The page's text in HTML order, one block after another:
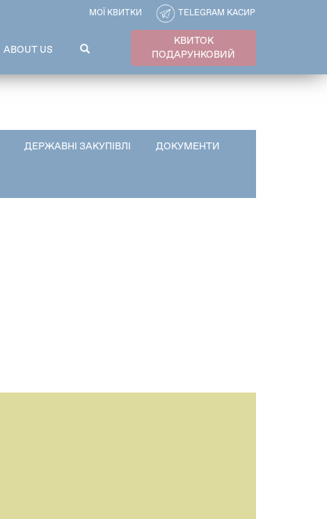
ABOUT US
ПОШУКОВА
ФОРМА
КВИТОК
ПОДАРУНКОВИЙ
МОЇ КВИТКИ TELEGRAM КАСИР
ДЕРЖАВНІ ЗАКУПІВЛІ ДОКУМЕНТИ